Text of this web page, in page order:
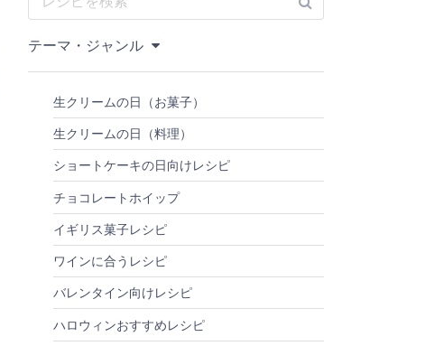
テーマ・ジャンル
生クリームの日（お菓子）
生クリームの日（料理）
ショートケーキの日向けレシピ
チョコレートホイップ
イギリス菓子レシピ
ワインに合うレシピ
バレンタイン向けレシピ
ハロウィンおすすめレシピ